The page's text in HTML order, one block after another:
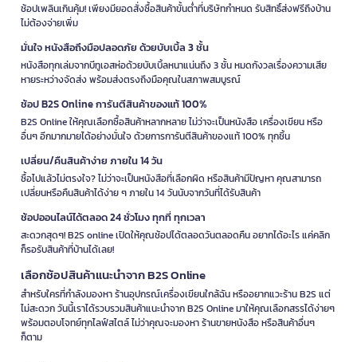
ช้อปเพลินเกินคุ้ม! เพียงมียอดสั่งซื้อสินค้าขั้นต่ำที่บริษัทกำหนด รับสิทธิ์ส่งฟรีถึงบ้าน
ไม่ต้องจ่ายเพิ่ม
มั่นใจ หนังสือถึงมือปลอดภัย ด้วยบับเบิ้ล 3 ชั้น
หนังสือทุกเล่มจากบีทูเอสห่อด้วยบับเบิ้ลหนาแน่นถึง 3 ชั้น หมดกังวลเรื่องความเสีย
หายระหว่างจัดส่ง พร้อมส่งตรงถึงมือคุณในสภาพสมบูรณ์
ช้อป B2S Online การันตีสินค้าของแท้ 100%
B2S Online ให้คุณเลือกซื้อสินค้าหลากหลาย ไม่ว่าจะเป็นหนังสือ เครื่องเขียน หรือ
อื่นๆ อีกมากมายได้อย่างมั่นใจ ด้วยการการันตีสินค้าของแท้ 100% ทุกชิ้น
เปลี่ยน/คืนสินค้าง่าย ภายใน 14 วัน
ซื้อไปแล้วไม่ตรงใจ? ไม่ว่าจะเป็นหนังสือที่เลือกผิด หรือสินค้ามีปัญหา คุณสามารถ
เปลี่ยนหรือคืนสินค้าได้ง่าย ๆ ภายใน 14 วันนับจากวันที่ได้รับสินค้า
ช้อปออนไลน์ได้ตลอด 24 ชั่วโมง ทุกที่ ทุกเวลา
สะดวกสุดๆ! B2S online เปิดให้คุณช้อปได้ตลอดวันตลอดคืน อยากได้อะไร แค่คลิก
ก็รอรับสินค้าที่บ้านได้เลย!
เลือกช้อปสินค้าแนะนำจาก B2S Online
สำหรับใครที่กำลังมองหา ร้านอุปกรณ์เครื่องเขียนใกล้ฉัน หรืออยากแวะร้าน B2S แต่
ไม่สะดวก วันนี้เราได้รวบรวมสินค้าแนะนำจาก B2S Online มาให้คุณเลือกสรรได้ง่ายๆ
พร้อมตอบโจทย์ทุกไลฟ์สไตล์ ไม่ว่าคุณจะมองหา ร้านขายหนังสือ หรือสินค้าอื่นๆ
ก็ตาม